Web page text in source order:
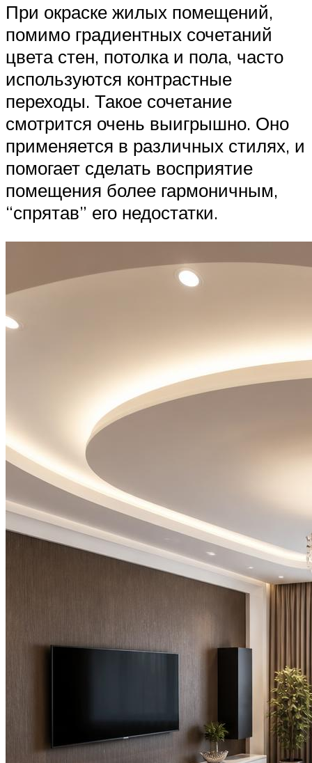
При окраске жилых помещений,
помимо градиентных сочетаний
цвета стен, потолка и пола, часто
используются контрастные
переходы. Такое сочетание
смотрится очень выигрышно. Оно
применяется в различных стилях, и
помогает сделать восприятие
помещения более гармоничным,
“спрятав” его недостатки.